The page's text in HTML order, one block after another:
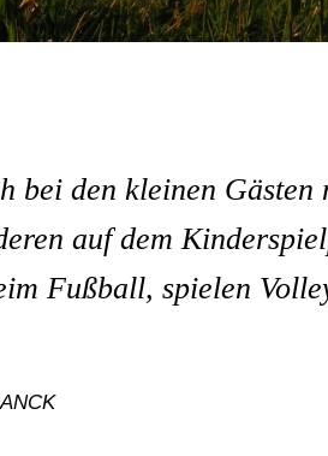
bei den kleinen
auf dem
Fußball, spielen